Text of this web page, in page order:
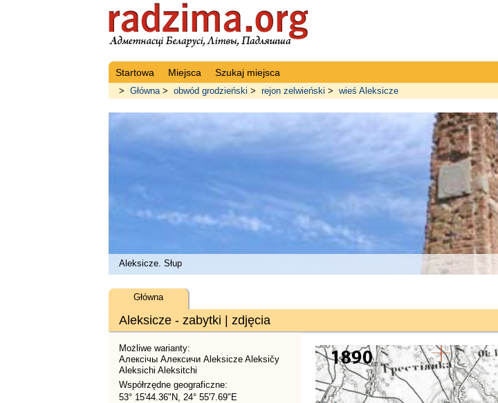
Startowa Miejsca Szukaj miejsca
> Główna> obwód grodzieński > rejon zelwieński > wieś Aleksicze
Aleksicze. Słup
Aleksicze - zabytki | zdjęcia
Główna
Możliwe warianty:
Алексічы Алексичи Aleksicze Aleksičy
Aleksichi Aleksitchi
Współrzędne geograficzne:
53° 15'44.36"N, 24° 55'7.69"E